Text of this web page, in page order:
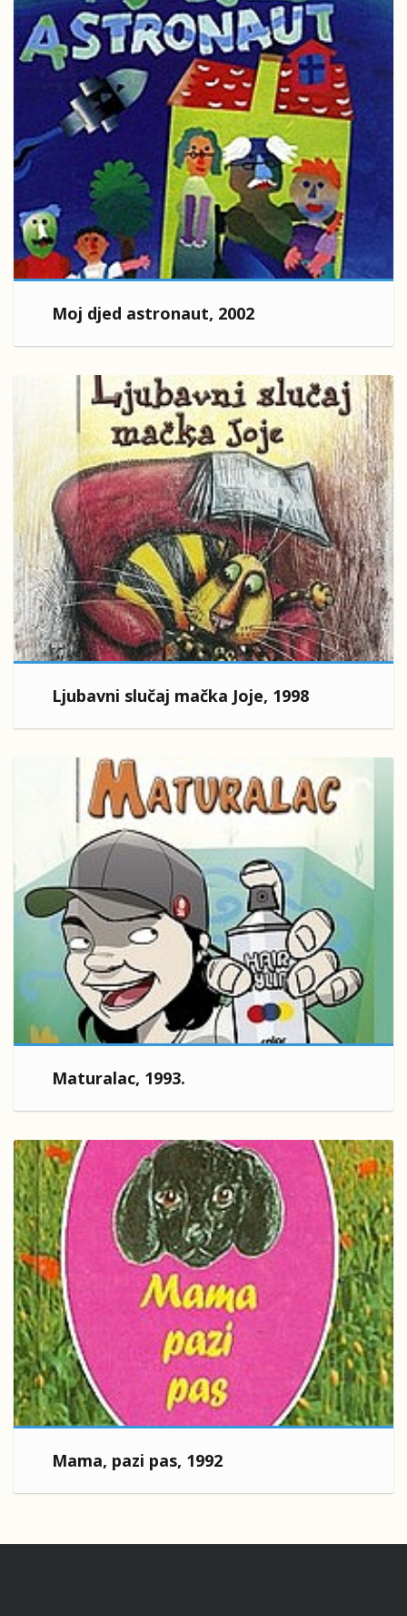
Moj djed astronaut, 2002
Ljubavni slučaj mačka Joje, 1998
Maturalac, 1993.
Mama, pazi pas, 1992